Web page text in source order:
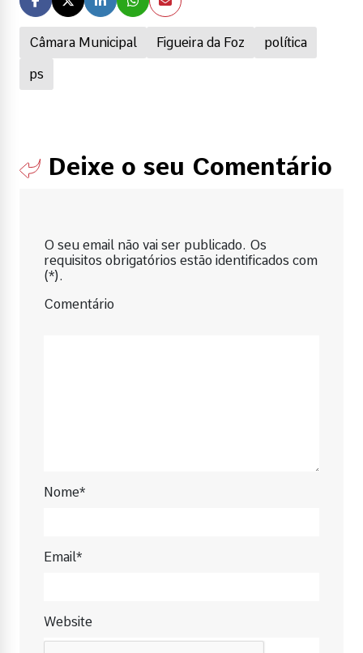
Câmara Municipal Figueira da Foz política
ps
Deixe o seu Comentário
O seu email não vai ser publicado. Os
requisitos obrigatórios estão identificados com
(*).
Comentário
Nome*
Email*
Website